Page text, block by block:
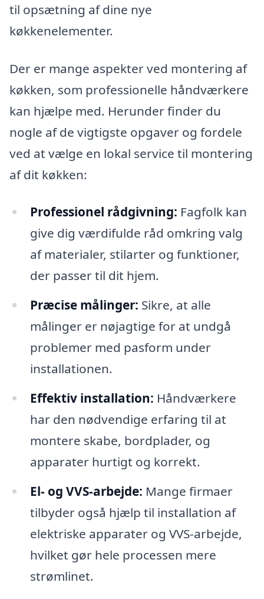
til opsætning af dine nye
køkkenelementer.
Der er mange aspekter ved montering af
køkken, som professionelle håndværkere
kan hjælpe med. Herunder finder du
nogle af de vigtigste opgaver og fordele
ved at vælge en lokal service til montering
af dit køkken:
Professionel rådgivning: Fagfolk kan
give dig værdifulde råd omkring valg
af materialer, stilarter og funktioner,
der passer til dit hjem.
Præcise målinger: Sikre, at alle
målinger er nøjagtige for at undgå
problemer med pasform under
installationen.
Effektiv installation: Håndværkere
har den nødvendige erfaring til at
montere skabe, bordplader, og
apparater hurtigt og korrekt.
El- og VVS-arbejde: Mange firmaer
tilbyder også hjælp til installation af
elektriske apparater og VVS-arbejde,
hvilket gør hele processen mere
strømlinet.